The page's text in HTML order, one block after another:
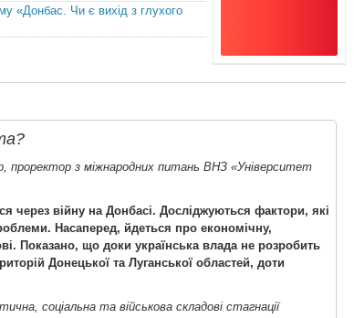
«Донбас. Чи є вихід з глухого
проректор з міжнародних питань ВНЗ «Університет
через війну на Донбасі. Досліджуються фактори, які
Насаперед, йдеться про економічну,
Показано, що доки українська влада не розробить
Донецької та Луганської областей, доти
соціальна та військова складові стагнації